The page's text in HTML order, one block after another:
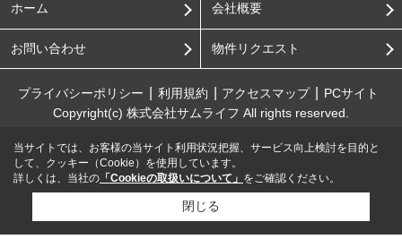
ホーム 会社概要
お問い合わせ 物件リクエスト
プライバシーポリシー 利用規約 アクセスマップ
PCサイト
Copyright(c) 株式会社サムライフ All rights reserved.
当サイトでは、お客様の当サイト利用状況把握、サービス向上検討を目的と
して、クッキー（Cookie）を使用しています。
詳しくは、当社の 「Cookieの取扱いについて」 をご確認ください。
閉じる